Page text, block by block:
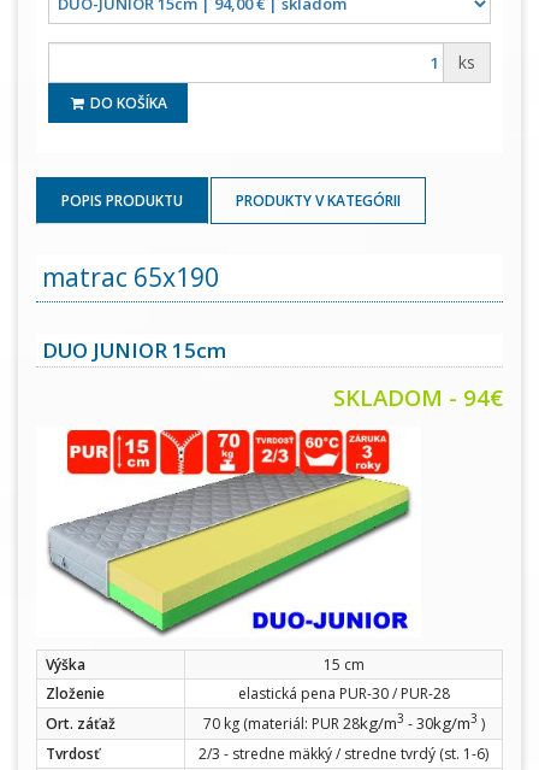
ks
DO KOŠÍKA
POPIS PRODUKTU PRODUKTY V KATEGÓRII
matrac 65x190
DUO JUNIOR 15cm
SKLADOM - 94€
Výška
15 cm
Zloženie
elastická pena PUR-30 / PUR-28
Ort. záťaž
70 kg (materiál: PUR 28kg/m3 - 30kg/m3 )
Tvrdosť
2/3 - stredne mäkký / stredne tvrdý (st. 1-6)